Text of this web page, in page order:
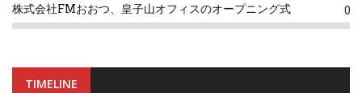
株式会社FMおおつ、皇子山オフィスのオープニング式 0
TIMELINE